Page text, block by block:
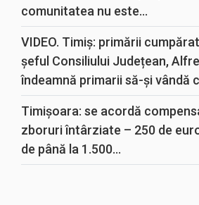
comunitatea nu este...
VIDEO. Timiș: primării
șeful Consiliului Județean,
îndeamnă primarii să-și vândă
Timișoara: se acordă
zboruri întârziate – 250 de
de până la 1.500...